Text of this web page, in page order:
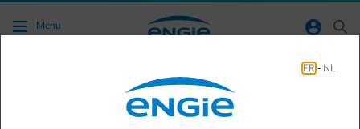
Accéder au contenu principal
Menu normal-account-circle search
Je veux savoir comment est calculé mon
FR - NL